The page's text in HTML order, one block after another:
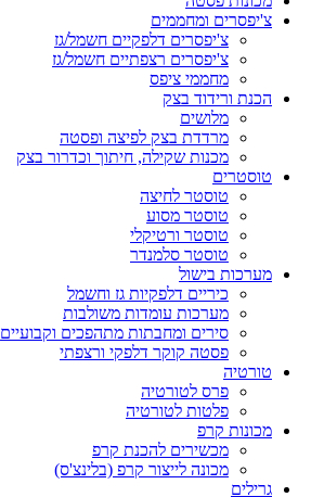
צ'יפסרים ומחממים
צ'יפסרים דלפקיים חשמל/גז
צ'יפסרים רצפתיים חשמל/גז
מחממי ציפס
הכנת ורידוד בצק
מלושים
מרדדת בצק לפיצה ופסטה
מכנות שקילה, חיתוך וכדרור בצק
טוסטרים
טוסטר לחיצה
טוסטר מסוע
טוסטר ורטיקלי
טוסטר סלמנדר
מערכות בישול
כיריים דלפקיות גז וחשמל
מערכות עומדות משולבות
סירים ומחבתות מתהפכים וקבועיים
פסטה קוקר דלפקי ורצפתי
טורטיה
פרס לטורטיה
פלטות לטורטיה
מכונות קרפ
מכשירים להכנת קרפ
מכונה לייצור קרפ (בלינצ'ס)
גרילים